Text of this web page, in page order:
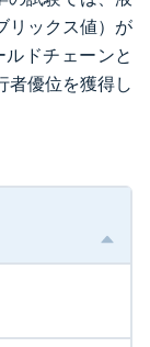
リックス値）が
ドチェーンと
者優位を獲得し